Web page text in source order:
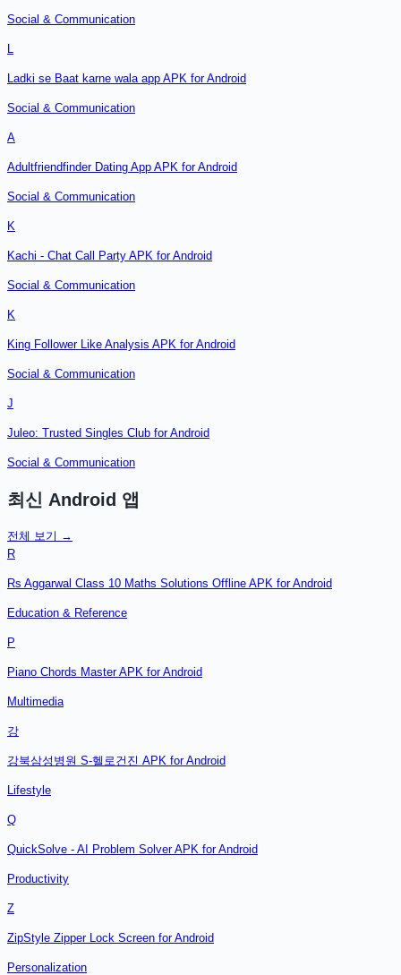
Social & Communication
L
Ladki se Baat karne wala app APK for Android
Social & Communication
A
Adultfriendfinder Dating App APK for Android
Social & Communication
K
Kachi - Chat Call Party APK for Android
Social & Communication
K
King Follower Like Analysis APK for Android
Social & Communication
J
Juleo: Trusted Singles Club for Android
Social & Communication
최신 Android 앱
전체 보기 →
R
Rs Aggarwal Class 10 Maths Solutions Offline APK for Android
Education & Reference
P
Piano Chords Master APK for Android
Multimedia
강
강북삼성병원 S-헬로건진 APK for Android
Lifestyle
Q
QuickSolve - AI Problem Solver APK for Android
Productivity
Z
ZipStyle Zipper Lock Screen for Android
Personalization